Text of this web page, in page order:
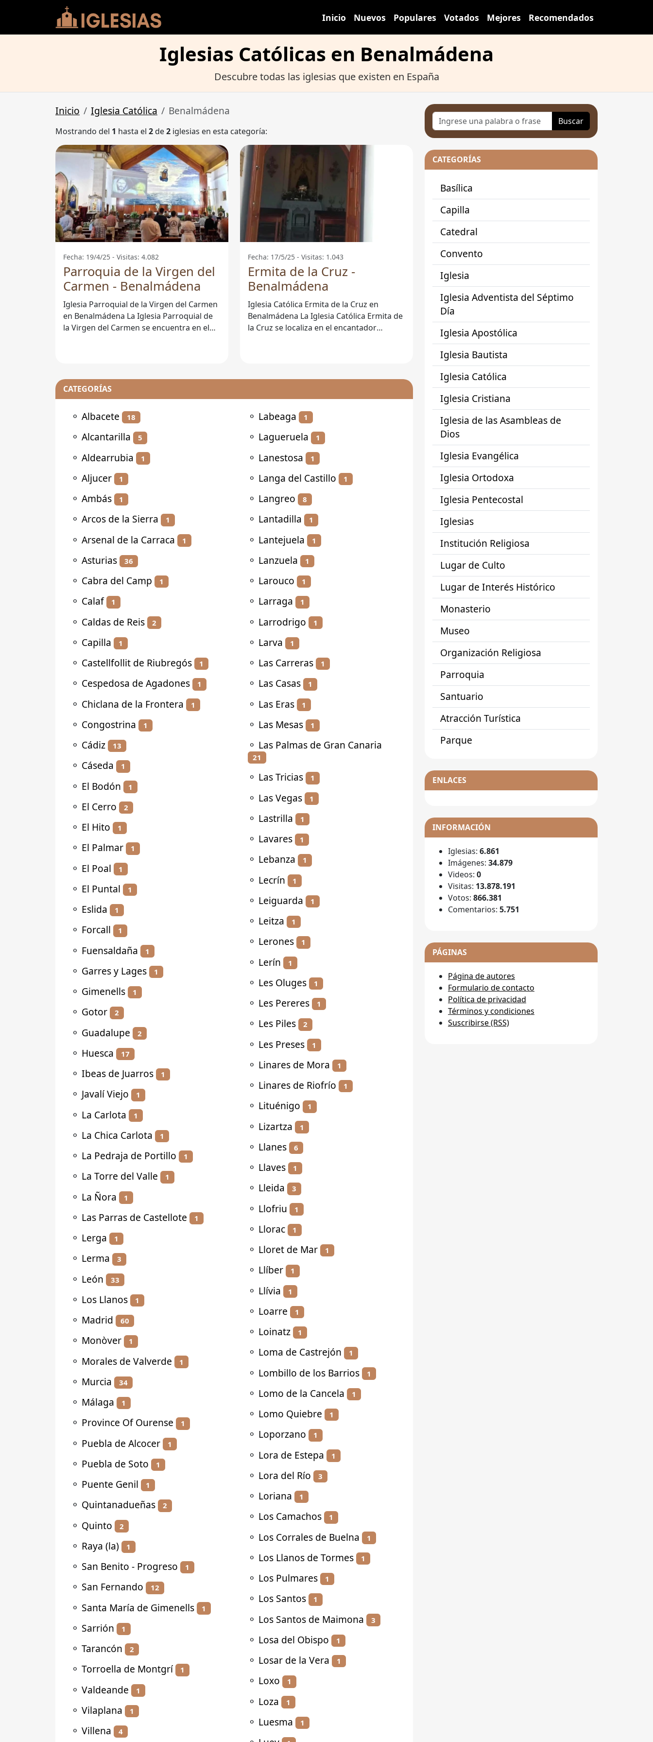
Inicio Nuevos Populares Votados Mejores Recomendados
Iglesias Católicas en Benalmádena
Descubre todas las iglesias que existen en España
Inicio Iglesia Católica Benalmádena
Mostrando del 1 hasta el 2de2 iglesias en esta categoría:
Fecha: 19/4/25 - Visitas: 4.082
Parroquia de la Virgen del
Carmen - Benalmádena
Iglesia Parroquial de la Virgen del Carmen
en Benalmádena La Iglesia Parroquial de
la Virgen del Carmen se encuentra en el
Fecha: 17/5/25 - Visitas: 1.043
Ermita de la Cruz -
Benalmádena
Iglesia Católica Ermita de la Cruz en
Benalmádena La Iglesia Católica Ermita de
la Cruz se localiza en el encantador
CATEGORÍAS
⚬ Albacete 18
⚬ Alcantarilla 5
⚬ Aldearrubia 1
⚬ Aljucer 1
⚬ Ambás 1
⚬ Arcos de la Sierra 1
⚬ Arsenal de la Carraca 1
⚬ Asturias 36
⚬ Cabra del Camp 1
⚬ Calaf 1
⚬ Caldas de Reis 2
⚬ Capilla 1
⚬ Castellfollit de Riubregós 1
⚬ Cespedosa de Agadones 1
⚬ Chiclana de la Frontera 1
⚬ Congostrina 1
⚬ Cádiz 13
⚬ Cáseda 1
⚬ El Bodón 1
⚬ El Cerro 2
⚬ El Hito 1
⚬ El Palmar 1
⚬ El Poal 1
⚬ El Puntal 1
⚬ Eslida 1
⚬ Forcall 1
⚬ Fuensaldaña 1
⚬ Garres y Lages 1
⚬ Gimenells 1
⚬ Gotor 2
⚬ Guadalupe 2
⚬ Huesca 17
⚬ Ibeas de Juarros 1
⚬ Javalí Viejo 1
⚬ La Carlota 1
⚬ La Chica Carlota 1
⚬ La Pedraja de Portillo 1
⚬ La Torre del Valle 1
⚬ La Ñora 1
⚬ Las Parras de Castellote 1
⚬ Lerga 1
⚬ Lerma 3
⚬ León 33
⚬ Los Llanos 1
⚬ Madrid 60
⚬ Monòver 1
⚬ Morales de Valverde 1
⚬ Murcia 34
⚬ Málaga 1
⚬ Province Of Ourense 1
⚬ Puebla de Alcocer 1
⚬ Puebla de Soto 1
⚬ Puente Genil 1
⚬ Quintanadueñas 2
⚬ Quinto 2
⚬ Raya (la) 1
⚬ San Benito - Progreso 1
⚬ San Fernando 12
⚬ Santa María de Gimenells 1
⚬ Sarrión 1
⚬ Tarancón 2
⚬ Torroella de Montgrí 1
⚬ Valdeande 1
⚬ Vilaplana 1
⚬ Villena 4
⚬ Labeaga 1
⚬ Lagueruela 1
⚬ Lanestosa 1
⚬ Langa del Castillo 1
⚬ Langreo 8
⚬ Lantadilla 1
⚬ Lantejuela 1
⚬ Lanzuela 1
⚬ Larouco 1
⚬ Larraga 1
⚬ Larrodrigo 1
⚬ Larva 1
⚬ Las Carreras 1
⚬ Las Casas 1
⚬ Las Eras 1
⚬ Las Mesas 1
⚬ Las Palmas de Gran Canaria
21
⚬ Las Tricias 1
⚬ Las Vegas 1
⚬ Lastrilla 1
⚬ Lavares 1
⚬ Lebanza 1
⚬ Lecrín 1
⚬ Leiguarda 1
⚬ Leitza 1
⚬ Lerones 1
⚬ Lerín 1
⚬ Les Oluges 1
⚬ Les Pereres 1
⚬ Les Piles 2
⚬ Les Preses 1
⚬ Linares de Mora 1
⚬ Linares de Riofrío 1
⚬ Lituénigo 1
⚬ Lizartza 1
⚬ Llanes 6
⚬ Llaves 1
⚬ Lleida 3
⚬ Llofriu 1
⚬ Llorac 1
⚬ Lloret de Mar 1
⚬ Llíber 1
⚬ Llívia 1
⚬ Loarre 1
⚬ Loinatz 1
⚬ Loma de Castrejón 1
⚬ Lombillo de los Barrios 1
⚬ Lomo de la Cancela 1
⚬ Lomo Quiebre 1
⚬ Loporzano 1
⚬ Lora de Estepa 1
⚬ Lora del Río 3
⚬ Loriana 1
⚬ Los Camachos 1
⚬ Los Corrales de Buelna 1
⚬ Los Llanos de Tormes 1
⚬ Los Pulmares 1
⚬ Los Santos 1
⚬ Los Santos de Maimona 3
⚬ Losa del Obispo 1
⚬ Losar de la Vera 1
⚬ Loxo 1
⚬ Loza 1
⚬ Luesma 1
Buscar
CATEGORÍAS
Basílica
Capilla
Catedral
Convento
Iglesia
Iglesia Adventista del Séptimo
Día
Iglesia Apostólica
Iglesia Bautista
Iglesia Católica
Iglesia Cristiana
Iglesia de las Asambleas de
Dios
Iglesia Evangélica
Iglesia Ortodoxa
Iglesia Pentecostal
Iglesias
Institución Religiosa
Lugar de Culto
Lugar de Interés Histórico
Monasterio
Museo
Organización Religiosa
Parroquia
Santuario
Atracción Turística
Parque
ENLACES
INFORMACIÓN
Iglesias: 6.861
Imágenes: 34.879
Videos: 0
Visitas: 13.878.191
Votos: 866.381
Comentarios: 5.751
PÁGINAS
Página de autores
Formulario de contacto
Política de privacidad
Términos y condiciones
Suscribirse (RSS)